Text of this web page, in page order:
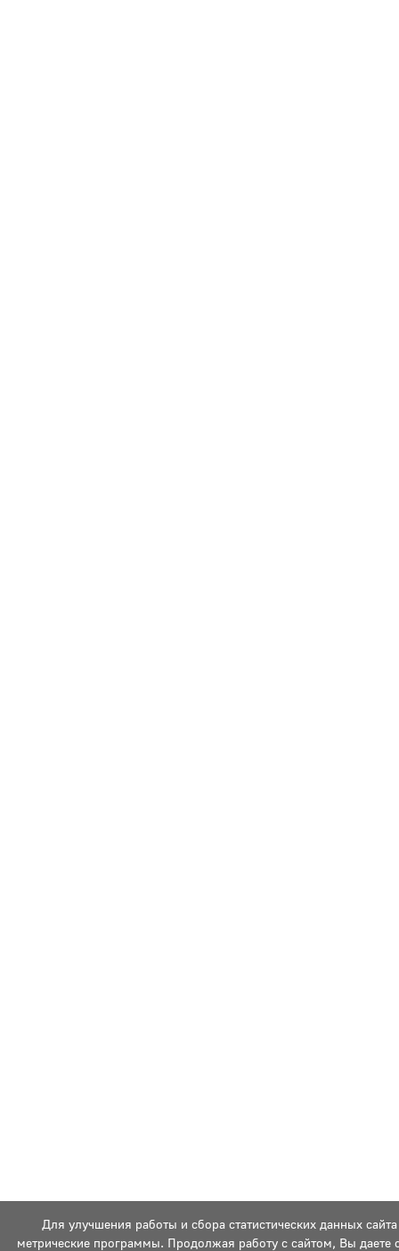
Для улучшения работы и сбора статистических данных
метрические программы. Продолжая работу с сайтом, Вы даете